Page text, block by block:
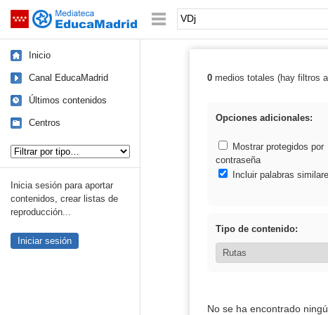
Saltar navegación Palabra o frase:
Inicio
Canal EducaMadrid
Últimos contenidos
Centros
Inicia sesión para aportar
contenidos, crear listas de
reproducción...
Iniciar sesión
Resultados de:
0medios totales (hay filtros
Opciones adicionales:
Mostrar protegidos por
contraseña
Incluir palabras
Tipo de contenido:
No se ha encontrado